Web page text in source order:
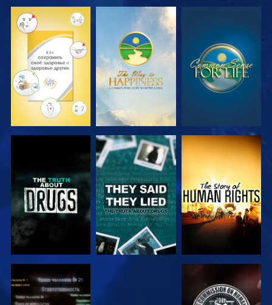
СМОТРЕТЬ СМОТРЕТЬ СМОТРЕТЬ
СМОТРЕТЬ СМОТРЕТЬ
СМОТРЕТЬ СМОТРЕТЬ